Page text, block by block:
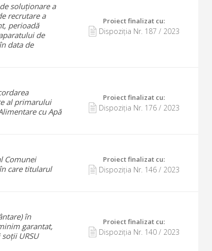
soluționare a
recrutare a
perioadă
de
data de
Proiect finalizat cu:
Dispoziția Nr. 187 / 2023
al primarului
cu Apă
Proiect finalizat cu:
Dispoziția Nr. 176/ 2023
Comunei
care titularul
Proiect finalizat cu:
Dispoziția Nr. 146/ 2023
în
garantat,
URSU
Proiect finalizat cu:
Dispoziția Nr. 140/ 2023